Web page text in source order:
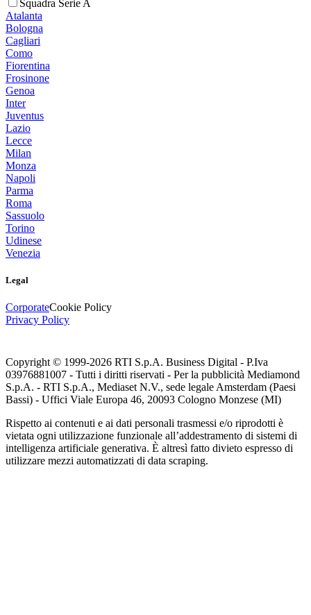
Squadra Serie A
Atalanta
Bologna
Cagliari
Como
Fiorentina
Frosinone
Genoa
Inter
Juventus
Lazio
Lecce
Milan
Monza
Napoli
Parma
Roma
Sassuolo
Torino
Udinese
Venezia
Legal
CorporateCookie Policy
Privacy Policy
Copyright © 1999-2026 RTI S.p.A. Business Digital - P.Iva
03976881007 - Tutti i diritti riservati - Per la pubblicità Mediamond
S.p.A. - RTI S.p.A., Mediaset N.V., sede legale Amsterdam (Paesi
Bassi) - Uffici Viale Europa 46, 20093 Cologno Monzese (MI)
Rispetto ai contenuti e ai dati personali trasmessi e/o riprodotti è
vietata ogni utilizzazione funzionale all’addestramento di sistemi di
intelligenza artificiale generativa. È altresì fatto divieto espresso di
utilizzare mezzi automatizzati di data scraping.